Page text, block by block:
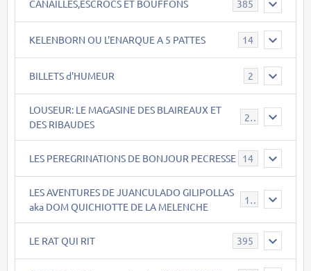
CANAILLES,ESCROCS ET BOUFFONS 385
KELENBORN OU L'ENARQUE A 5 PATTES 14
BILLETS d'HUMEUR 2
LOUSEUR: LE MAGASINE DES BLAIREAUX ET
DES RIBAUDES
21
LES PEREGRINATIONS DE BONJOUR PECRESSE 14
LES AVENTURES DE JUANCULADO GILIPOLLAS
aka DOM QUICHIOTTE DE LA MELENCHE
119
LE RAT QUI RIT 395